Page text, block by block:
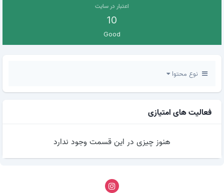
اعتبار در سایت
10
Good
نوع محتوا
فعالیت های امتیازی
هنوز چیزی در این قسمت وجود ندارد